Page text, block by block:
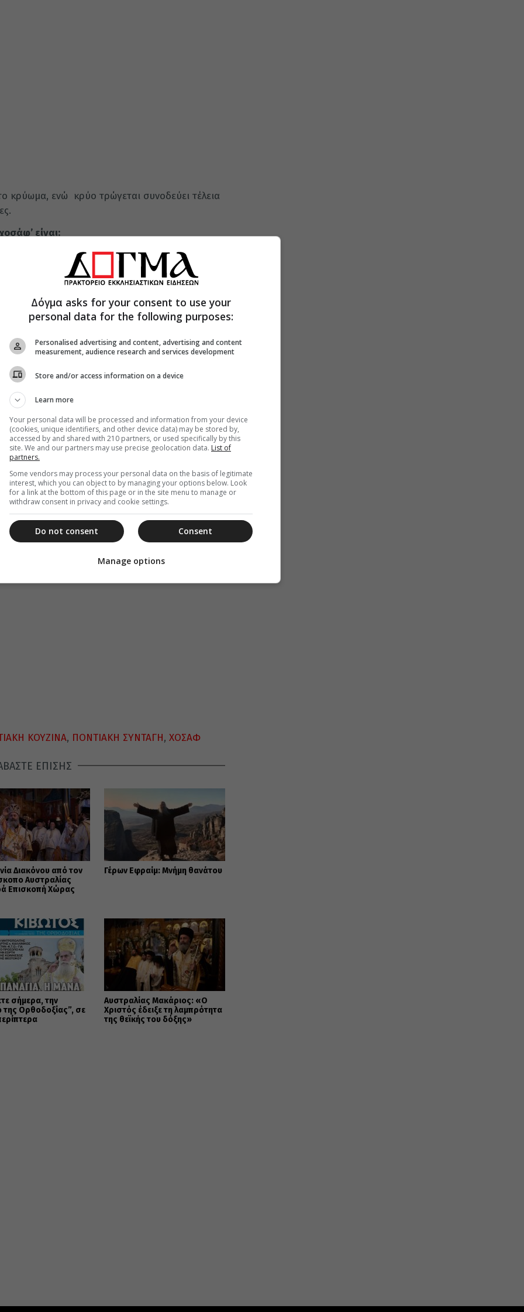
κρύωμα, ενώ κρύο τρώγεται συνοδεύει τέλεια
είναι:
όπως κυδώνια, μήλα, αχλάδια
από τις σταφίδες) σε μεγάλα κομμάτια.
με νερό μέχρι να τα σκεπάζει και τα
ζάχαρη και τα τοποθετούμε στη φωτιά.
βρασμού και έπειτα χαμηλώνουμε σε
με μαρουβά και τυροζούλι
συνταγές.
ΚΟΥΖΙΝΑ, ΠΟΝΤΙΑΚΗ ΣΥΝΤΑΓΗ, ΧΟΣΑΦ
ΕΠΙΣΗΣ
Διακόνου από τον
Αυστραλίας
Επισκοπή Χώρας
Γέρων Εφραίμ: Μνήμη θανάτου
σήμερα, την
της Ορθοδοξίας”, σε
Αυστραλίας Μακάριος: «Ο
Χριστός έδειξε τη λαμπρότητα
της θεϊκής του δόξης»
Δόγμα asks for your consent to use your
personal data for the following purposes:
Personalised advertising and content, advertising and content
measurement, audience research and services development
Store and/or access information on a device
Learn more
Your personal data will be processed and information from your device
(cookies, unique identifiers, and other device data) may be stored by,
accessed by and shared with 210 partners, or used specifically by this
site. We and our partners may use precise geolocation data. List of
partners.
Some vendors may process your personal data on the basis of legitimate
interest, which you can object to by managing your options below. Look
for a link at the bottom of this page or in the site menu to manage or
withdraw consent in privacy and cookie settings.
Consent
Do not consent
Manage options